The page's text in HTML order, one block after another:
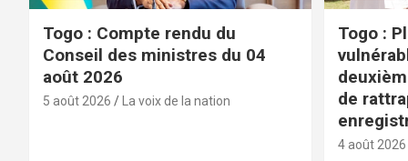
Togo : Compte rendu du
Conseil des ministres du 04
août 2026
5 août 2026 La voix de la nation
Togo :
de
4 août 2026